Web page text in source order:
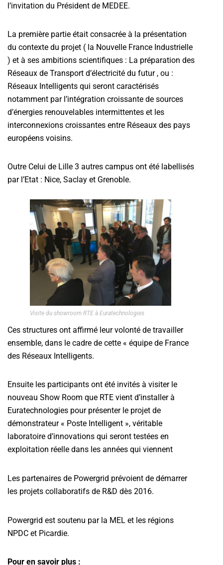
l’invitation du Président de MEDEE.
La première partie était consacrée à la présentation
du contexte du projet ( la Nouvelle France Industrielle
) et à ses ambitions scientifiques : La préparation des
Réseaux de Transport d’électricité du futur , ou :
Réseaux Intelligents qui seront caractérisés
notamment par l’intégration croissante de sources
d’énergies renouvelables intermittentes et les
interconnexions croissantes entre Réseaux des pays
européens voisins.
Outre Celui de Lille 3 autres campus ont été labellisés
par l’Etat : Nice, Saclay et Grenoble.
Visite du showroom RTE à Euratechnologies
Ces structures ont affirmé leur volonté de travailler
ensemble, dans le cadre de cette « équipe de France
des Réseaux Intelligents.
Ensuite les participants ont été invités à visiter le
nouveau Show Room que RTE vient d’installer à
Euratechnologies pour présenter le projet de
démonstrateur « Poste Intelligent », véritable
laboratoire d’innovations qui seront testées en
exploitation réelle dans les années qui viennent
Les partenaires de Powergrid prévoient de démarrer
les projets collaboratifs de R&D dès 2016.
Powergrid est soutenu par la MEL et les régions
NPDC et Picardie.
Pour en savoir plus :